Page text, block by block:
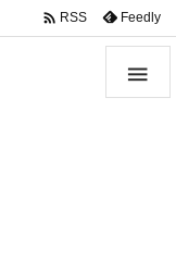

 RSS Feedly